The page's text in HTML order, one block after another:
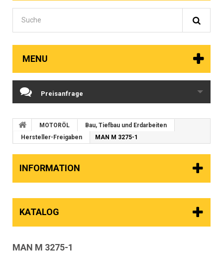
MENU
Preisanfrage
MOTORÖL
Bau, Tiefbau und Erdarbeiten
Hersteller-Freigaben
MAN M 3275-1
INFORMATION
KATALOG
MAN M 3275-1